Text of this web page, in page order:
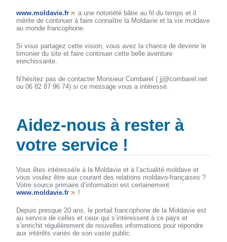
www.moldavie.fr
a une notoriété bâtie au fil du temps et il
mérite de continuer à faire connaître la Moldavie et la vie moldave
au monde francophone.
Si vous partagez cette vision, vous avez la chance de devenir le
timonier du site et faire continuer cette belle aventure
enrichissante.
N’hésitez pas de contacter Monsieur Combarel ( jj@combarel.net
ou 06 82 87 96 74) si ce message vous a intéressé.
Aidez-nous à rester à
votre service !
Vous êtes intéressé/e à la Moldavie et à l’actualité moldave et
vous voulez être aux courant des relations moldavo-françaises ?
Votre source primaire d’information est certainement
www.moldavie.fr
!
Depuis presque 20 ans, le portail francophone de la Moldavie est
au service de celles et ceux qui s’intéressent à ce pays et
s’enrichit régulièrement de nouvelles informations pour répondre
aux intérêts variés de son vaste public.